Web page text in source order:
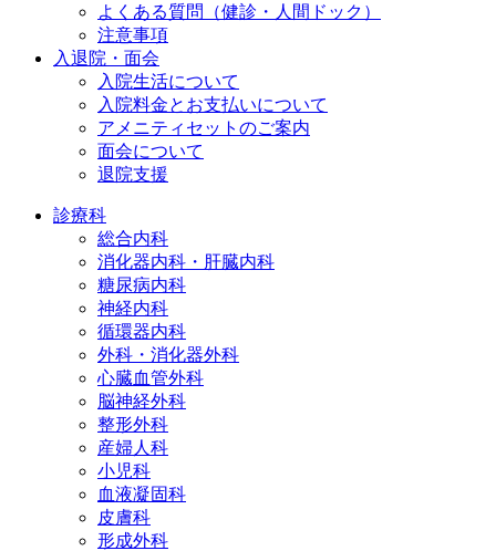
よくある質問（健診・人間ドック）
注意事項
入退院・面会
入院生活について
入院料金とお支払いについて
アメニティセットのご案内
面会について
退院支援
診療科
総合内科
消化器内科・肝臓内科
糖尿病内科
神経内科
循環器内科
外科・消化器外科
心臓血管外科
脳神経外科
整形外科
産婦人科
小児科
血液凝固科
皮膚科
形成外科